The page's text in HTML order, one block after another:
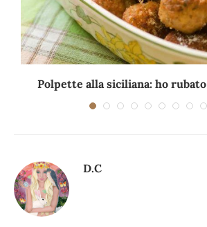
Polpette alla siciliana: ho
D.C